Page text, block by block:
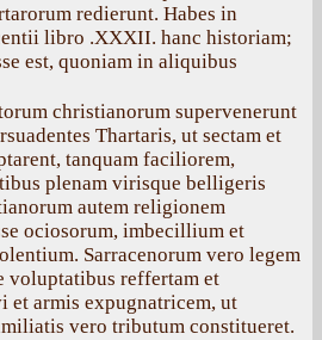
redierunt. Habes in
libro .XXXII. hanc historiam;
est, quoniam in aliquibus
christianorum supervenerunt
Thartaris, ut sectam et
tanquam faciliorem,
plenam virisque belligeris
autem religionem
ociosorum, imbecillium et
Sarracenorum vero legem
voluptatibus reffertam et
et armis expugnatricem, ut
vero tributum constitueret.